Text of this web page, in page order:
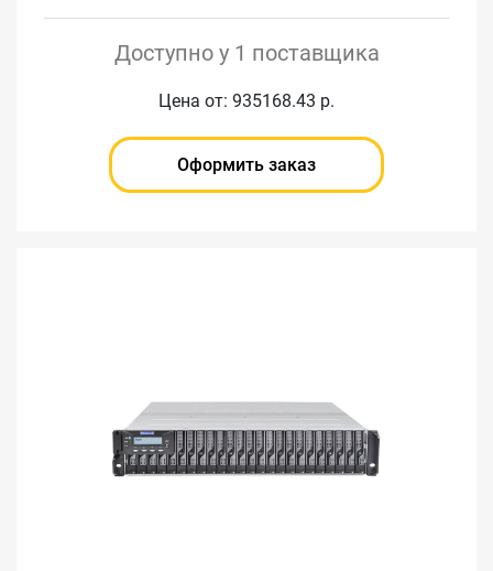
Доступно у 1 поставщика
Цена от: 935168.43 р.
Оформить заказ